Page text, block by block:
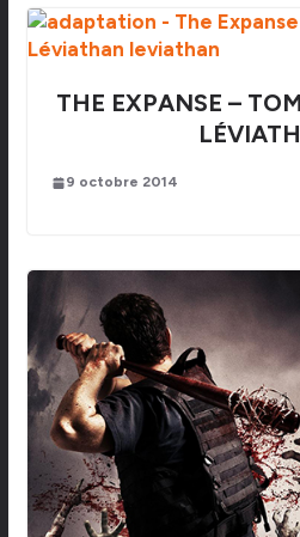
THE EXPANSE –
9 octobre 2014